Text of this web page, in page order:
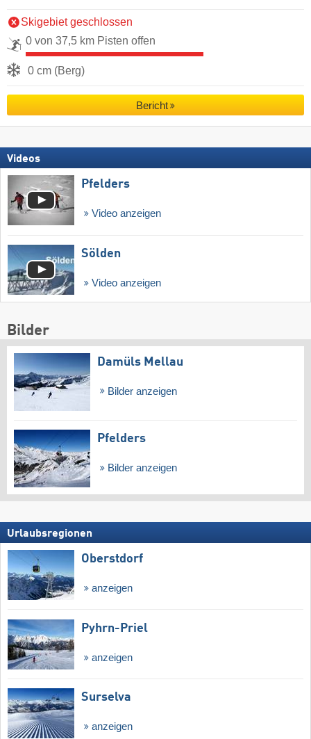
Skigebiet geschlossen
0 von 37,5 km Pisten offen
0 cm (Berg)
Bericht
Videos
Pfelders
Video anzeigen
Sölden
Video anzeigen
Bilder
Damüls Mellau
Bilder anzeigen
Pfelders
Bilder anzeigen
Urlaubsregionen
Oberstdorf
anzeigen
Pyhrn-Priel
anzeigen
Surselva
anzeigen